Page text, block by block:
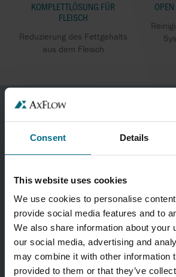
Consent Details
This website uses cookies
We use cookies to personalise
provide social media features and to
We also share information about your
our social media, advertising and
may combine it with other information
provided to them or that they’ve
KOMPLETTLÖSUNG FÜR
FLEISCH
Reduzierung des Fettgehalts
aus dem Fleisch
AxFlow GesmbH
Zentrale Premstätten